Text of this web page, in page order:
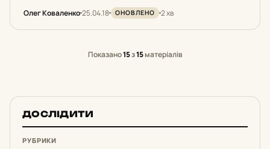
Олег Коваленко25.04.18 ОНОВЛЕНО 2 хв
Показано15з15матеріалів
ДОСЛІДИТИ
РУБРИКИ